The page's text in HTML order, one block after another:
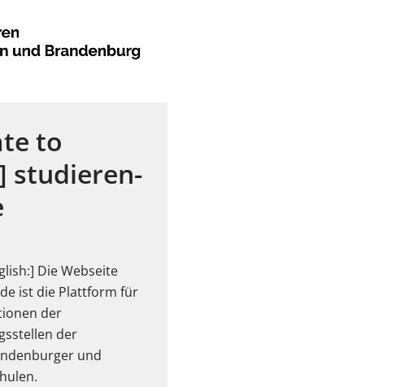
to
studieren-
Die Webseite
ist die Plattform für
der
der
und